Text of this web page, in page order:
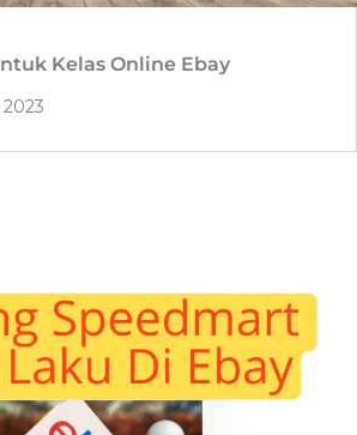
Kelas Online Ebay
2023